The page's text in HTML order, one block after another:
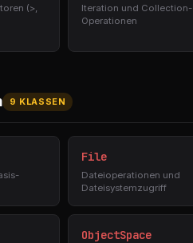
(>,
Iteration und Collection-
Operationen
9 KLASSEN
File
Dateioperationen und
Dateisystemzugriff
ObjectSpace